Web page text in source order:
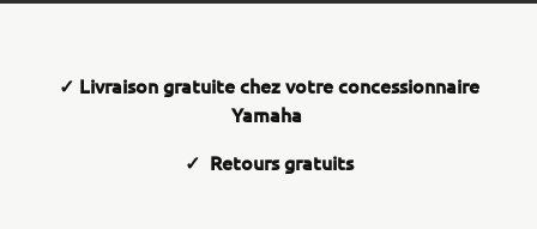
✓ Livraison gratuite chez votre concessionnaire
Yamaha
✓ Retours gratuits